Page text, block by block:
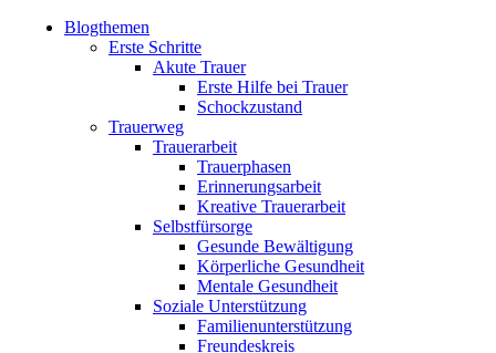
Blogthemen
Erste Schritte
Akute Trauer
Erste Hilfe bei Trauer
Schockzustand
Trauerweg
Trauerarbeit
Trauerphasen
Erinnerungsarbeit
Kreative Trauerarbeit
Selbstfürsorge
Gesunde Bewältigung
Körperliche Gesundheit
Mentale Gesundheit
Soziale Unterstützung
Familienunterstützung
Freundeskreis